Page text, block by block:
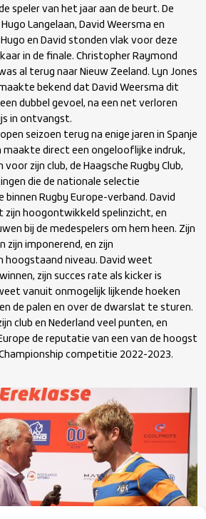
speler van het jaar aan de beurt. De
Langelaan, David Weersma en
en David stonden vlak voor deze
in de finale. Christopher Raymond
al terug naar Nieuw Zeeland. Lyn Jones
bekend dat David Weersma dit
dubbel gevoel, na een net verloren
in ontvangst.
seizoen terug na enige jaren in Spanje
maakte direct een ongelooflijke indruk,
zijn club, de Haagsche Rugby Club,
die de nationale selectie
binnen Rugby Europe-verband. David
zijn hoogontwikkeld spelinzicht, en
bij de medespelers om hem heen. Zijn
zijn imponerend, en zijn
hoogstaand niveau. David weet
zijn succes rate als kicker is
vanuit onmogelijk lijkende hoeken
de palen en over de dwarslat te sturen.
club en Nederland veel punten, en
de reputatie van een van de hoogst
competitie 2022-2023.